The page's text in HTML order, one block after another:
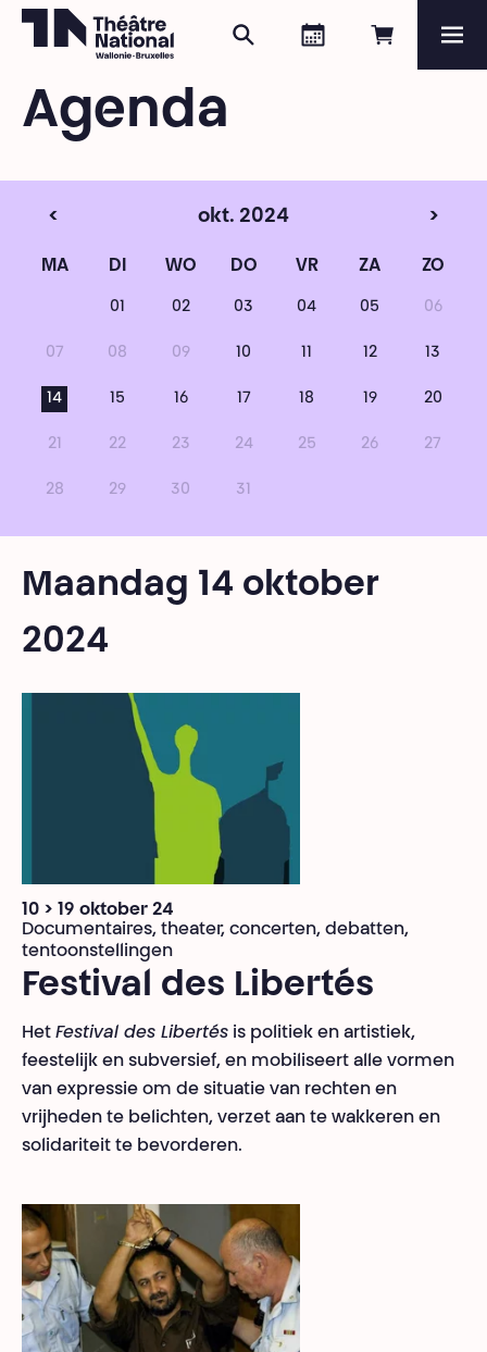
Online
Agenda
Zoeken
Agenda
< okt. 2024 >
MA DI WO DO VR ZA ZO
01 02 03 04 05 06
07 08 09 10 11 12 13
14 15 16 17 18 19 20
21 22 23 24 25 26 27
28 29 30 31
Maandag 14 oktober
2024
10 > 19 oktober 24
Documentaires, theater, concerten, debatten,
tentoonstellingen
Festival des Libertés
Het Festival des Libertés is politiek en artistiek,
feestelijk en subversief, en mobiliseert alle vormen
van expressie om de situatie van rechten en
vrijheden te belichten, verzet aan te wakkeren en
solidariteit te bevorderen.